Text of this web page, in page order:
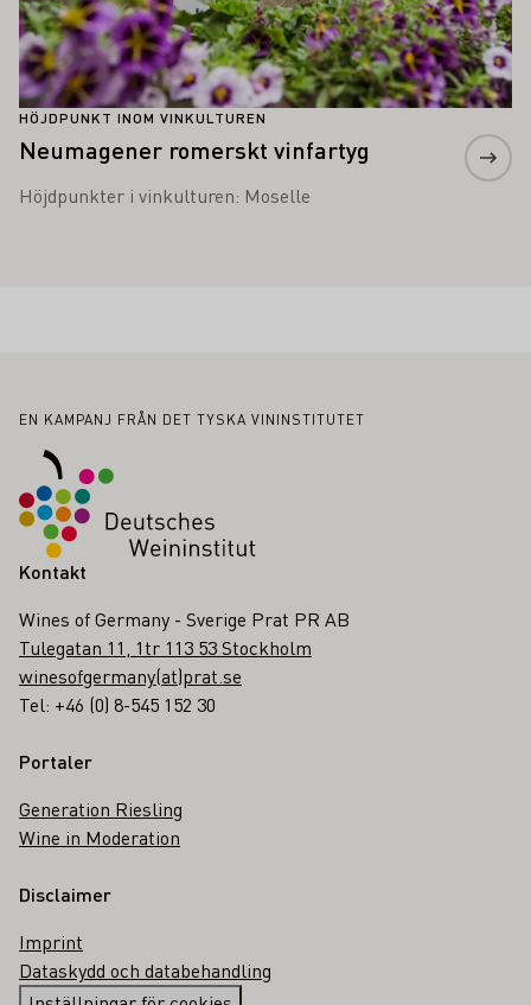
HÖJDPUNKT INOM VINKULTUREN
Neumagener romerskt vinfartyg
Höjdpunkter i vinkulturen: Moselle
Sidfot
EN KAMPANJ FRÅN DET TYSKA VININSTITUTET
Kontakt
Wines of Germany - Sverige Prat PR AB
Tulegatan 11, 1tr 113 53 Stockholm
winesofgermany(at)prat.se
Tel: +46 (0) 8-545 152 30
Portaler
Generation Riesling
Wine in Moderation
Disclaimer
Imprint
Dataskydd och databehandling